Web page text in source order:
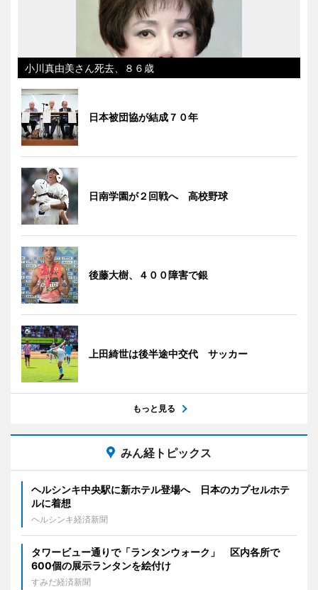
小川真由美さん死去、８６歳
日本被団協が結成７０年
日南学園が２回戦へ 高校野球
後藤大樹、４００障害で銀
上田綺世は後半途中交代 サッカー
もっと見る
みん経トピックス
ヘルシンキ中央駅に新ホテル登場へ 日本のカプセルホテ
ルに着想
ヘルシンキ経済新聞
タワービュー通りで「ランタンウォーク」 区内各所で
600個の展示ランタンを絵付け
すみだ経済新聞